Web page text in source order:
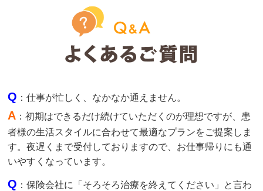
Q ：仕事が忙しく、なかなか通えません。
A ：初期はできるだけ続けていただくのが理想ですが、患
者様の生活スタイルに合わせて最適なプランをご提案しま
す。夜遅くまで受付しておりますので、お仕事帰りにも通
いやすくなっています。
Q ：保険会社に「そろそろ治療を終えてください」と言わ